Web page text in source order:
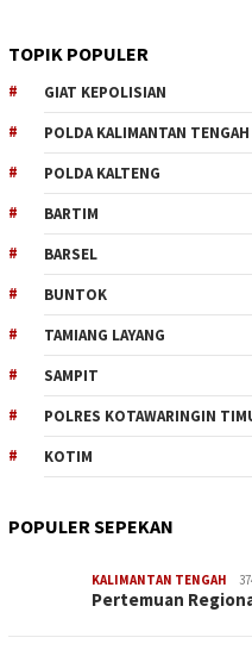
TOPIK POPULER
GIAT KEPOLISIAN
POLDA KALIMANTAN TENGAH
POLDA KALTENG
BARTIM
BARSEL
BUNTOK
TAMIANG LAYANG
SAMPIT
POLRES KOTAWARINGIN
KOTIM
POPULER SEPEKAN
KALIMANTAN TENGAH
Pertemuan